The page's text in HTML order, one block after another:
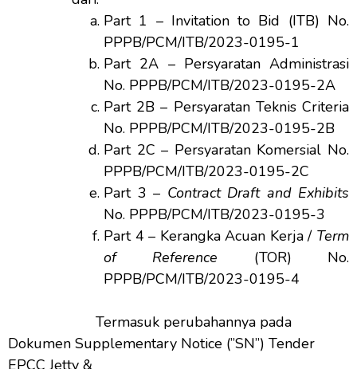
Part 1 – Invitation to Bid (ITB) No.
PPPB/PCM/ITB/2023-0195-1
Part 2A – Persyaratan Administrasi
No. PPPB/PCM/ITB/2023-0195-2A
Part 2B – Persyaratan Teknis Criteria
No. PPPB/PCM/ITB/2023-0195-2B
Part 2C – Persyaratan Komersial No.
PPPB/PCM/ITB/2023-0195-2C
Part 3 – Contract Draft and Exhibits
No. PPPB/PCM/ITB/2023-0195-3
Part 4 – Kerangka Acuan Kerja / Term
of Reference (TOR) No.
PPPB/PCM/ITB/2023-0195-4
Termasuk perubahannya pada
Dokumen Supplementary Notice (”SN”) Tender
EPCC Jetty &